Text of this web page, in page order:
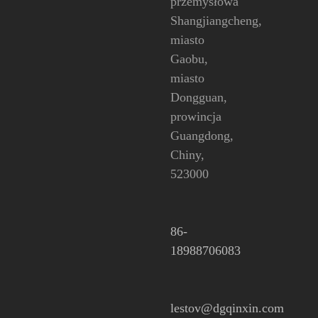
Shangjiangcheng,
miasto
Gaobu,
miasto
Dongguan,
prowincja
Guangdong,
Chiny,
523000
86-
18988706083
lestov@dgqinxin.com